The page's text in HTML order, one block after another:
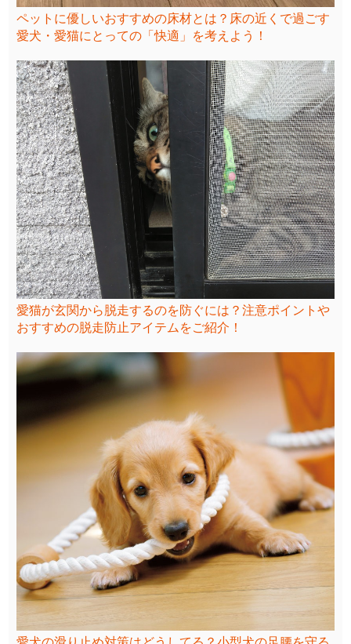
ペットに優しいおすすめの床材とは？床の近くで過ごす
愛犬・愛猫にとっての「快適」を考えよう！
愛猫が玄関から脱走するのを防ぐには？注意ポイントや
おすすめの脱走防止アイテムをご紹介！